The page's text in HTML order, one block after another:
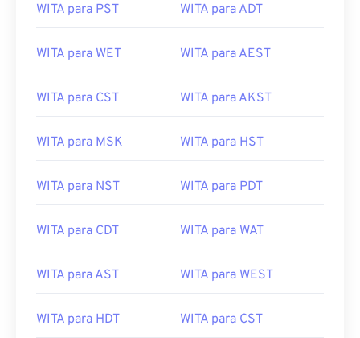
WITA para PST WITA para ADT
WITA para WET WITA para AEST
WITA para CST WITA para AKST
WITA para MSK WITA para HST
WITA para NST WITA para PDT
WITA para CDT WITA para WAT
WITA para AST WITA para WEST
WITA para HDT WITA para CST